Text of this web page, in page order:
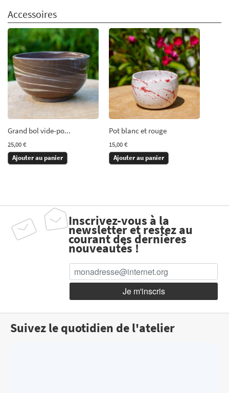
Accessoires
Grand bol vide-po...
25,00 €
Ajouter au panier
Pot blanc et rouge
15,00 €
Ajouter au panier
Inscrivez-vous à la
newsletter et restez au
courant des dernières
nouveautés !
Suivez le quotidien de l'atelier